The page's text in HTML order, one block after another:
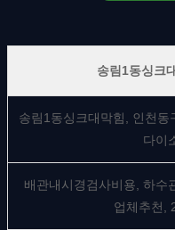
송림1동싱크
송림1동싱크대막힘, 인천동
다이
배관내시경검사비용, 하수
업체추천,